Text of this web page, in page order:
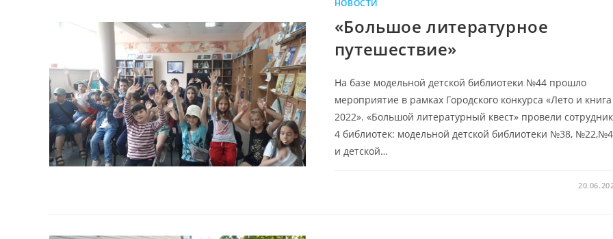
НОВОСТИ
«Большое литературное
путешествие»
На базе модельной детской библиотеки №44 прошло
мероприятие в рамках Городского конкурса «Лето и книга
2022». «Большой литературный квест» провели
4 библиотек: модельной детской библиотеки №38,
и детской…